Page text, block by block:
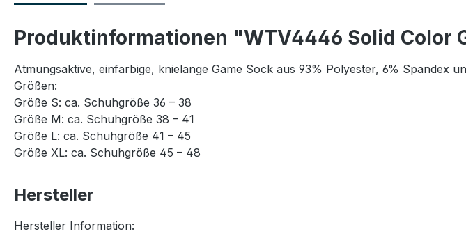
Produktinformationen "WTV4446 Solid Color
Atmungsaktive, einfarbige, knielange Game Sock aus 93% Polyester, 6% Spandex
Größen:
Größe S: ca. Schuhgröße 36 – 38
Größe M: ca. Schuhgröße 38 – 41
Größe L: ca. Schuhgröße 41 – 45
Größe XL: ca. Schuhgröße 45 – 48
Hersteller
Hersteller Information: